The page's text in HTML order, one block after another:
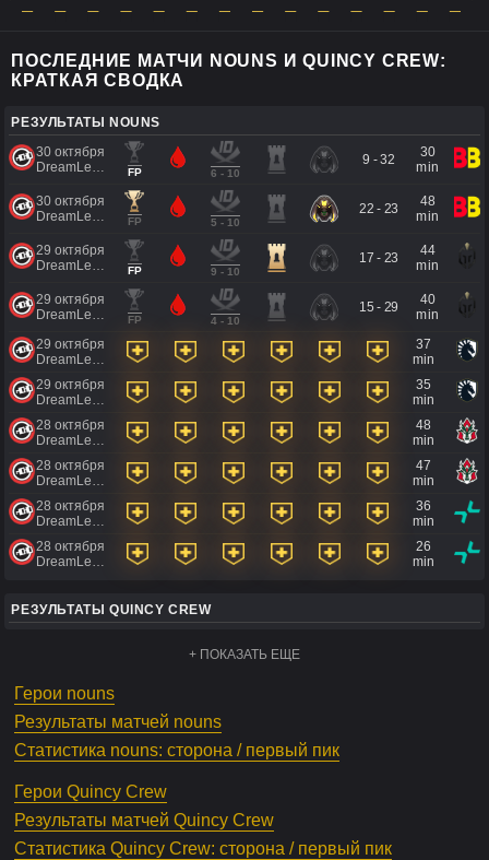
ПОСЛЕДНИЕ МАТЧИ NOUNS И QUINCY CREW:
КРАТКАЯ СВОДКА
РЕЗУЛЬТАТЫ NOUNS
30 октября'24
FP 6 - 10
9 - 32
30
min
30 октября'24
FP 5 - 10
22 - 23
48
min
29 октября'24
FP 9 - 10
17 - 23
44
min
29 октября'24
FP 4 - 10
15 - 29
40
min
29 октября'24
37
min
29 октября'24
35
min
28 октября'24
48
min
28 октября'24
47
min
28 октября'24
36
min
28 октября'24
26
min
РЕЗУЛЬТАТЫ QUINCY CREW
+ ПОКАЗАТЬ ЕЩЕ
Герои nouns
Результаты матчей nouns
Статистика nouns: сторона / первый пик
Герои Quincy Crew
Результаты матчей Quincy Crew
Статистика Quincy Crew: сторона / первый пик